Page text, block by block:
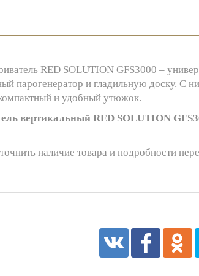
RED SOLUTION GFS3000 –
парогенератор и гладильную доску. С
и удобный утюжок.
вертикальный RED SOLUTION
наличие товара и подробности